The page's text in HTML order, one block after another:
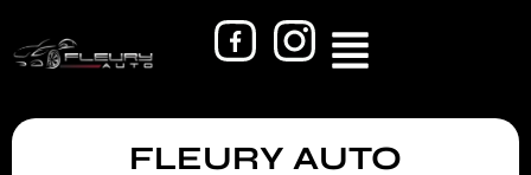
FLEURY AUTO